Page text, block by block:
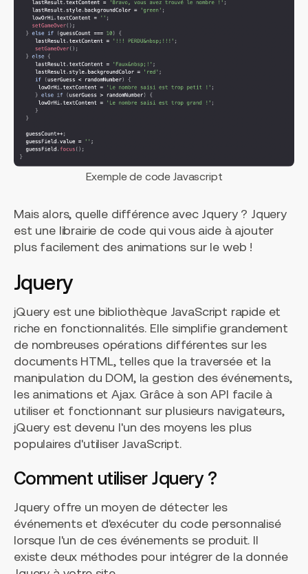
Exemple de code Javascript
Mais alors, quelle différence avec Jquery ? Jquery
est une librairie de code qui vous aide à ajouter
plus facilement des animations sur le web !
Jquery
jQuery est une bibliothèque JavaScript rapide et
riche en fonctionnalités. Elle simplifie grandement
de nombreuses opérations différentes sur les
documents HTML, telles que la traversée et la
manipulation du DOM, la gestion des événements,
les animations et Ajax. Grâce à son API facile à
utiliser et fonctionnant sur plusieurs navigateurs,
jQuery est devenu l'un des moyens les plus
populaires d'utiliser JavaScript.
Comment utiliser Jquery ?
Jquery offre un moyen de détecter les
événements et d'exécuter du code personnalisé
lorsque l'un de ces événements se produit. Il
existe deux méthodes pour intégrer de la donnée